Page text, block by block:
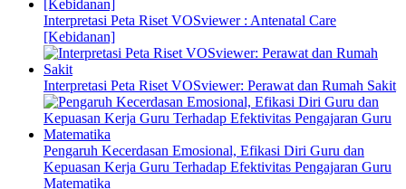
Interpretasi Peta Riset VOSviewer : Antenatal Care
[Kebidanan]
Interpretasi Peta Riset VOSviewer: Perawat dan Rumah Sakit
Pengaruh Kecerdasan Emosional, Efikasi Diri Guru dan
Kepuasan Kerja Guru Terhadap Efektivitas Pengajaran Guru
Matematika